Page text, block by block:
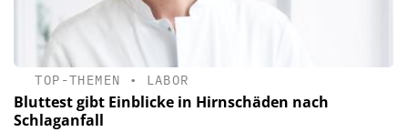
TOP-THEMEN • LABOR
Bluttest gibt Einblicke in Hirnschäden nach
Schlaganfall